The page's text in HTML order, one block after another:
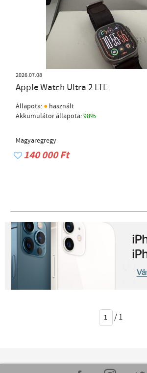
2026.07.08
Apple Watch Ultra 2 LTE
Állapota: ● használt
Akkumulátor állapota:98%
Magyaregregy
140 000 Ft
/1